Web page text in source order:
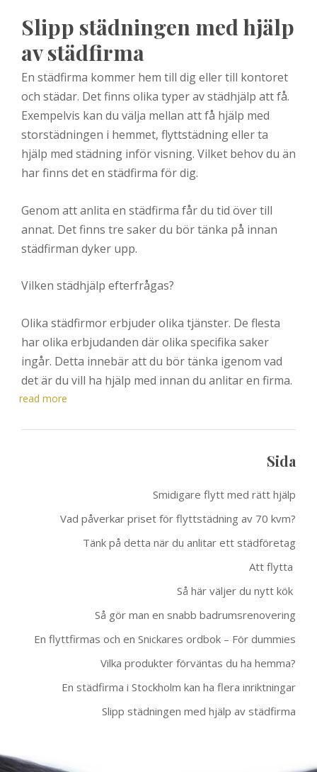
Slipp städningen med hjälp
av städfirma
En städfirma kommer hem till dig eller till kontoret
och städar. Det finns olika typer av städhjälp att få.
Exempelvis kan du välja mellan att få hjälp med
storstädningen i hemmet, flyttstädning eller ta
hjälp med städning inför visning. Vilket behov du än
har finns det en städfirma för dig.
Genom att anlita en städfirma får du tid över till
annat. Det finns tre saker du bör tänka på innan
städfirman dyker upp.
Vilken städhjälp efterfrågas?
Olika städfirmor erbjuder olika tjänster. De flesta
har olika erbjudanden där olika specifika saker
ingår. Detta innebär att du bör tänka igenom vad
det är du vill ha hjälp med innan du anlitar en firma.
read more
Sida
Smidigare flytt med rätt hjälp
Vad påverkar priset för flyttstädning av 70 kvm?
Tänk på detta när du anlitar ett städföretag
Att flytta
Så här väljer du nytt kök
Så gör man en snabb badrumsrenovering
En flyttfirmas och en Snickares ordbok – För dummies
Vilka produkter förväntas du ha hemma?
En städfirma i Stockholm kan ha flera inriktningar
Slipp städningen med hjälp av städfirma